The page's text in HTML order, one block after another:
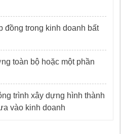
đồng trong kinh doanh bất
toàn bộ hoặc một phần
trình xây dựng hình thành
vào kinh doanh